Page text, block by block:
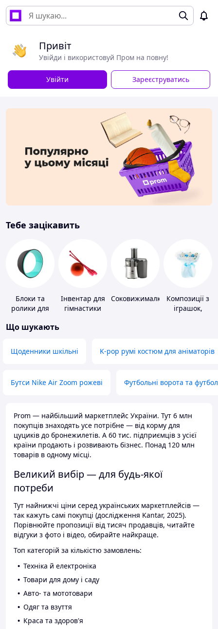
Привіт
Увійди і використовуй Пром на повну!
Увійти Зареєструватись
Тебе зацікавить
Блоки та
ролики для
Інвентар для
гімнастики
Соковижималки
Композиції з
іграшок,
Що шукають
Щоденники шкільні K-pop румі костюм для аніматорів
Бутси Nike Air Zoom рожеві Футбольні ворота та
Prom — найбільший маркетплейс України. Тут 6 млн
покупців знаходять усе потрібне — від корму для
цуциків до бронежилетів. А 60 тис. підприємців з усієї
країни продають і розвивають бізнес. Понад 120 млн
товарів в одному місці.
Великий вибір — для будь-якої
потреби
Тут найнижчі ціни серед українських маркетплейсів —
так кажуть самі покупці (дослідження Kantar, 2025).
Порівнюйте пропозиції від тисяч продавців, читайте
відгуки з фото і відео, обирайте найкраще.
Топ категорій за кількістю замовлень:
Техніка й електроніка
Товари для дому і саду
Авто- та мототовари
Одяг та взуття
Краса та здоров'я